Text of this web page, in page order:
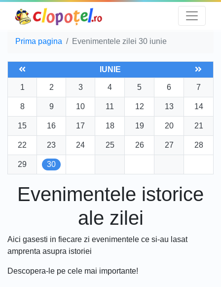
Prima pagina Evenimentele zilei 30 iunie
IUNIE
1 2 3 4 5 6 7
8 9 10 11 12 13 14
15 16 17 18 19 20 21
22 23 24 25 26 27 28
29 30
Evenimentele istorice
ale zilei
Aici gasesti in fiecare zi evenimentele ce si-au lasat
amprenta asupra istoriei
Descopera-le pe cele mai importante!